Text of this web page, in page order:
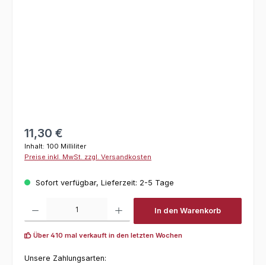
Regulärer Preis:
11,30 €
Inhalt: 100 Milliliter
Preise inkl. MwSt. zzgl. Versandkosten
Sofort verfügbar, Lieferzeit: 2-5 Tage
In den Warenkorb
Über 410 mal verkauft in den letzten Wochen
Unsere Zahlungsarten: